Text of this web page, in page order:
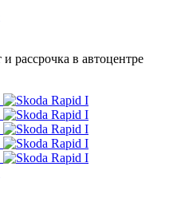
рассрочка в автоцентре